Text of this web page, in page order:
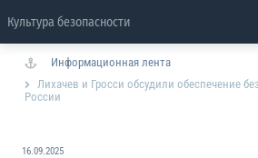
Культура безопасности
Информационная лента
Лихачев и Гросси обсудили обеспечение
России
16.09.2025